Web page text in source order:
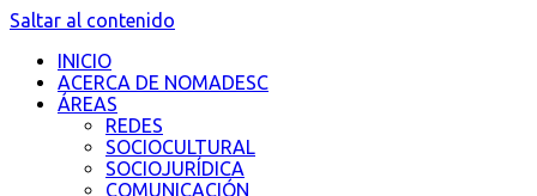
Saltar al contenido
INICIO
ACERCA DE NOMADESC
ÁREAS
REDES
SOCIOCULTURAL
SOCIOJURÍDICA
COMUNICACIÓN